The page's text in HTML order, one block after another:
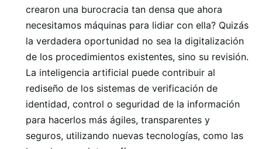
crearon una burocracia tan densa que ahora
necesitamos máquinas para lidiar con ella? Quizás
la verdadera oportunidad no sea la digitalización
de los procedimientos existentes, sino su revisión.
La inteligencia artificial puede contribuir al
rediseño de los sistemas de verificación de
identidad, control o seguridad de la información
para hacerlos más ágiles, transparentes y
seguros, utilizando nuevas tecnologías, como las